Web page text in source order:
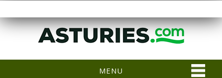
MENU